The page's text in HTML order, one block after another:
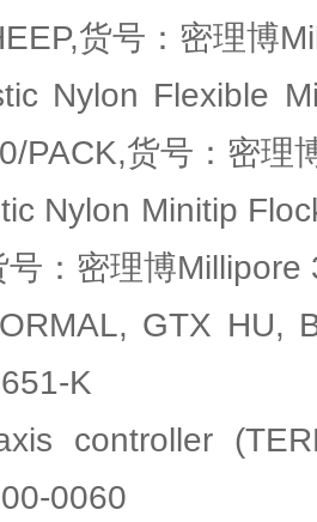
货号：密理博
Nylon Flexible
PACK,货号：密理
Nylon Minitip
：密理博Millipore
GTX HU,
K
controller
0060